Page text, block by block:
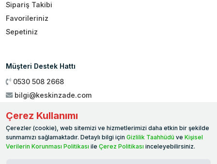
Sipariş Takibi
Favorileriniz
Sepetiniz
Müşteri Destek Hattı
0530 508 2668
bilgi@keskinzade.com
Genel Merkez: Yükseliş Mah. 1461. Sokak No:2/1 19 Mayıs
Ballıca / SAMSUN
Çerez Kullanımı
Çerezler (cookie), web sitemizi ve hizmetlerimizi daha etkin bir şekilde
sunmamızı sağlamaktadır. Detaylı bilgi için Gizlilik Taahhüdü ve Kişisel
Verilerin Korunması Politikası ile Çerez Politikası inceleyebilirsiniz.